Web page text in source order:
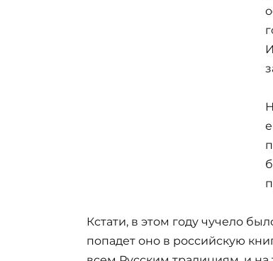
Кстати, в этом году чучело
попадет оно в российскую